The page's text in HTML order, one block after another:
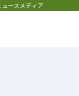
ースメディア